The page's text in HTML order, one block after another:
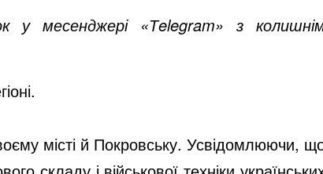
у месенджері «Тelegram» з
місті й Покровську. Усвідомлюючи,